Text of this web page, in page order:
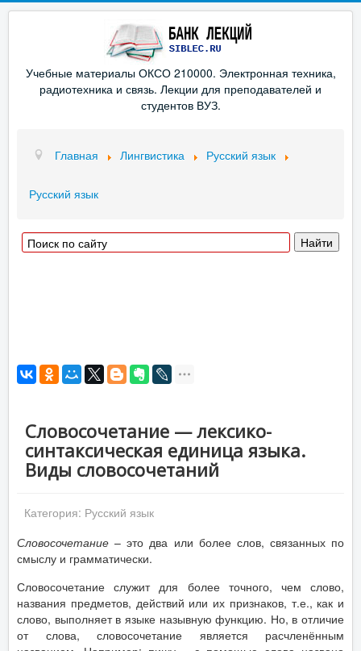
Учебные материалы ОКСО 210000. Электронная техника,
радиотехника и связь. Лекции для преподавателей и
студентов ВУЗ.
Главная Лингвистика Русский язык
Русский язык
Словосочетание — лексико-
синтаксическая единица языка.
Виды словосочетаний
Категория: Русский язык
Словосочетание– это два или более слов, связанных по
смыслу и грамматически.
Словосочетание служит для более точного, чем слово,
названия предметов, действий или их признаков, т.е., как и
слово, выполняет в языке назывную функцию. Но, в отличие
от слова, словосочетание является расчленённым